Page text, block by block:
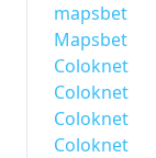
mapsbet
Mapsbet
Coloknet
Coloknet
Coloknet
Coloknet